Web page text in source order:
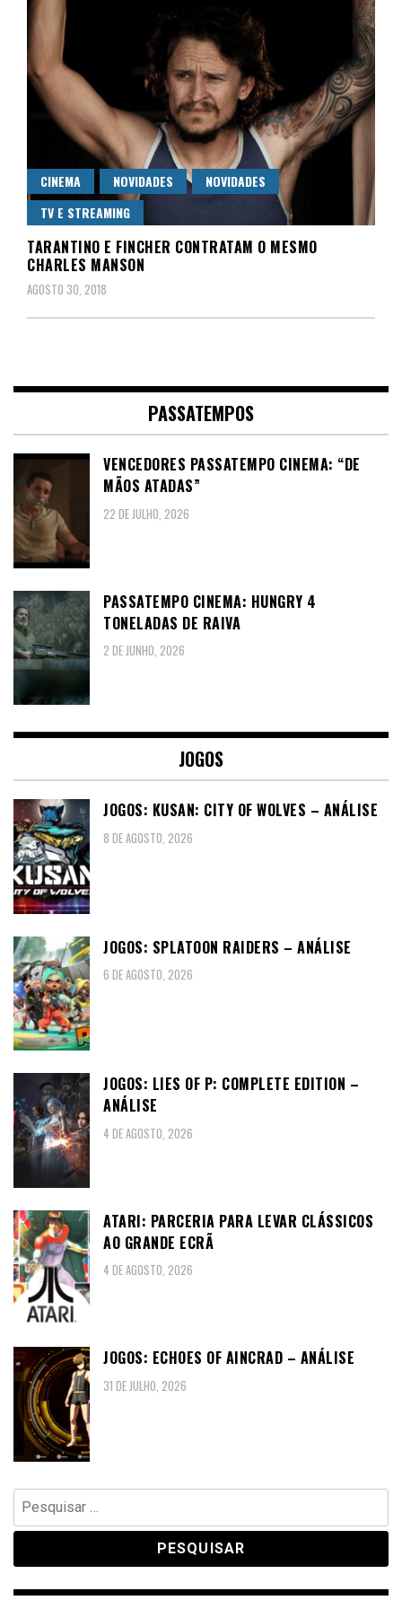
CINEMA NOVIDADES
NOVIDADES
TV E STREAMING
TARANTINO E FINCHER CONTRATAM O MESMO
CHARLES MANSON
AGOSTO 30, 2018
PASSATEMPOS
VENCEDORES PASSATEMPO CINEMA: “DE
MÃOS ATADAS”
22 DE JULHO, 2026
PASSATEMPO CINEMA: HUNGRY 4
TONELADAS DE RAIVA
2 DE JUNHO, 2026
JOGOS
JOGOS: KUSAN: CITY OF WOLVES – ANÁLISE
8 DE AGOSTO, 2026
JOGOS: SPLATOON RAIDERS – ANÁLISE
6 DE AGOSTO, 2026
JOGOS: LIES OF P: COMPLETE EDITION –
ANÁLISE
4 DE AGOSTO, 2026
ATARI: PARCERIA PARA LEVAR CLÁSSICOS
AO GRANDE ECRÃ
4 DE AGOSTO, 2026
JOGOS: ECHOES OF AINCRAD – ANÁLISE
31 DE JULHO, 2026
Pesquisar
por: